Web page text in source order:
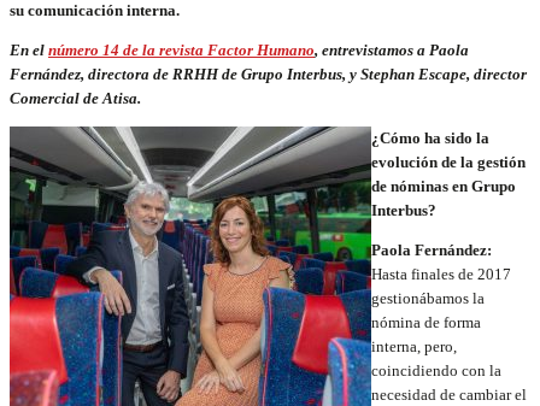
su comunicación interna.
En el número 14 de la revista Factor Humano, entrevistamos a Paola
Fernández, directora de RRHH de Grupo Interbus, y Stephan Escape, director
Comercial de Atisa.
¿Cómo ha sido la
evolución de la gestión
de nóminas en Grupo
Interbus?
Paola Fernández:
Hasta finales de 2017
gestionábamos la
nómina de forma
interna, pero,
coincidiendo con la
necesidad de cambiar el